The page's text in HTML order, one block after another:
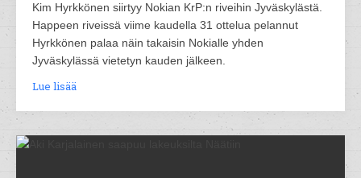
Kim Hyrkkönen siirtyy Nokian KrP:n riveihin Jyväskylästä.
Happeen riveissä viime kaudella 31 ottelua pelannut
Hyrkkönen palaa näin takaisin Nokialle yhden
Jyväskylässä vietetyn kauden jälkeen.
Lue lisää